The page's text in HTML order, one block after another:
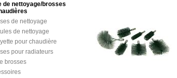
de nettoyage/brosses
de nettoyage
de nettoyage
pour chaudière
pour radiateurs
brosses